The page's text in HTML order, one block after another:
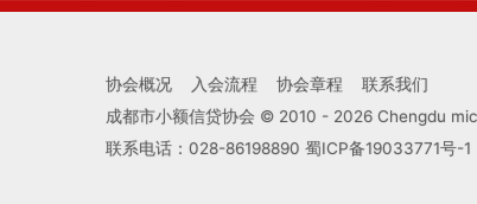
协会概况 入会流程 协会章程
联系我们
成都市小额信贷协会 © 2010 - 2026 Chengdu
联系电话：028-86198890 蜀ICP备19033771号-1